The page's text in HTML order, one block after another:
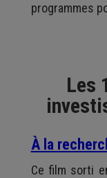
programmes
Les
À la
Ce film sorti